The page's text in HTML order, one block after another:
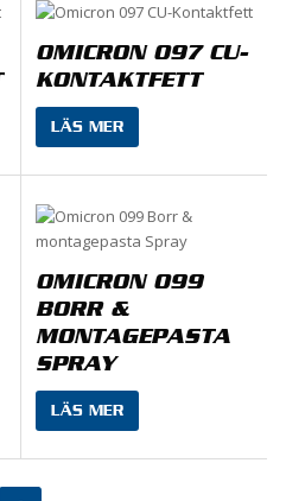
OMICRON 097 CU-
KONTAKTFETT
LÄS MER
OMICRON 099
BORR &
MONTAGEPASTA
SPRAY
LÄS MER